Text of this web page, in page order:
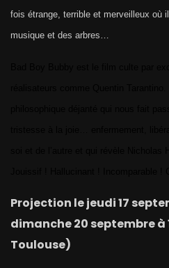
fois étrange, terrible et merveilleux où
musique et des arbres…
Projection le jeudi 17
dimanche 20 septembre à
Toulouse)